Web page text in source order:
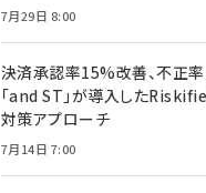
7月29日 8:00
決済承認率15%改善、不正率
「and ST」が導入した
対策アプローチ
7月14日 7:00